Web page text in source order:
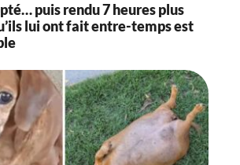
puis rendu 7 heures plus
lui ont fait entre-temps est